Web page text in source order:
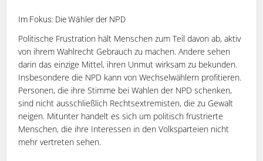
Im Fokus: Die Wähler der NPD
Politische Frustration hält Menschen zum Teil davon ab, aktiv
von ihrem Wahlrecht Gebrauch zu machen. Andere sehen
darin das einzige Mittel, ihren Unmut wirksam zu bekunden.
Insbesondere die NPD kann von Wechselwählern profitieren.
Personen, die ihre Stimme bei Wahlen der NPD schenken,
sind nicht ausschließlich Rechtsextremisten, die zu Gewalt
neigen. Mitunter handelt es sich um politisch frustrierte
Menschen, die ihre Interessen in den Volksparteien nicht
mehr vertreten sehen.